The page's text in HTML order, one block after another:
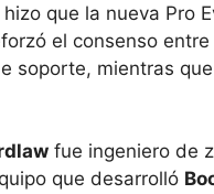
que la nueva Pro
el consenso
soporte, mientras
fue ingeniero de
que desarrolló